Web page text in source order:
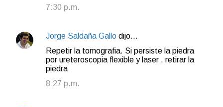
7:30 p.m.
Jorge Saldaña Gallo dijo…
Repetir la tomografia. Si persiste la piedra
por ureteroscopia flexible y laser , retirar la
piedra
8:27 p.m.